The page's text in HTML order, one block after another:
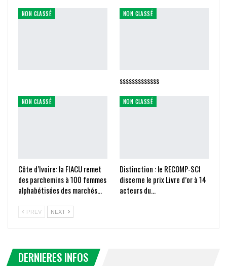
NON CLASSÉ NON CLASSÉ
sssssssssssss
NON CLASSÉ
Côte d’Ivoire: la FIACU remet
des parchemins à 100 femmes
alphabétisées des marchés…
NON CLASSÉ
Distinction : le RECOMP-SCI
discerne le prix Livre d’or à 14
acteurs du…
PREV NEXT
DERNIERES INFOS